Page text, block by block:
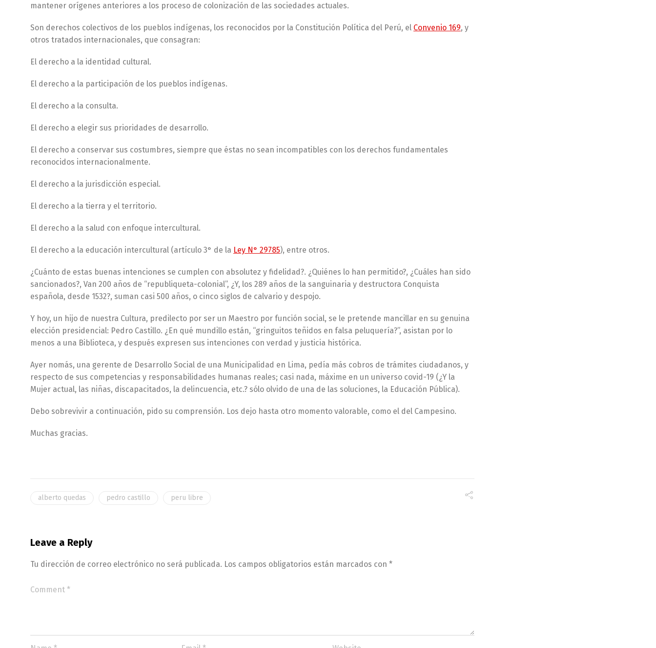
mantener orígenes anteriores a los proceso de colonización de las sociedades actuales.
Son derechos colectivos de los pueblos indígenas, los reconocidos por la Constitución Política del Perú, el Convenio 169, y
otros tratados internacionales, que consagran:
El derecho a la identidad cultural.
El derecho a la participación de los pueblos indígenas.
El derecho a la consulta.
El derecho a elegir sus prioridades de desarrollo.
El derecho a conservar sus costumbres, siempre que éstas no sean incompatibles con los derechos fundamentales
reconocidos internacionalmente.
El derecho a la jurisdicción especial.
El derecho a la tierra y el territorio.
El derecho a la salud con enfoque intercultural.
El derecho a la educación intercultural (artículo 3° de la Ley N° 29785), entre otros.
¿Cuánto de estas buenas intenciones se cumplen con absolutez y fidelidad?. ¿Quiénes lo han permitido?, ¿Cuáles han sido
sancionados?, Van 200 años de “republiqueta-colonial”, ¿Y, los 289 años de la sanguinaria y destructora Conquista
española, desde 1532?, suman casi 500 años, o cinco siglos de calvario y despojo.
Y hoy, un hijo de nuestra Cultura, predilecto por ser un Maestro por función social, se le pretende mancillar en su genuina
elección presidencial: Pedro Castillo. ¿En qué mundillo están, “gringuitos teñidos en falsa peluquería?”, asistan por lo
menos a una Biblioteca, y después expresen sus intenciones con verdad y justicia histórica.
Ayer nomás, una gerente de Desarrollo Social de una Municipalidad en Lima, pedía más cobros de trámites ciudadanos, y
respecto de sus competencias y responsabilidades humanas reales; casi nada, máxime en un universo covid-19 (¿Y la
Mujer actual, las niñas, discapacitados, la delincuencia, etc.? sólo olvido de una de las soluciones, la Educación Pública).
Debo sobrevivir a continuación, pido su comprensión. Los dejo hasta otro momento valorable, como el del Campesino.
Muchas gracias.
alberto quedas pedro castillo peru libre
Leave a Reply
Tu dirección de correo electrónico no será publicada. Los campos obligatorios están marcados con *